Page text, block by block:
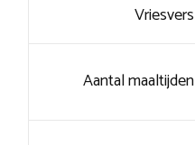
Vriesvers
Aantal maaltijden